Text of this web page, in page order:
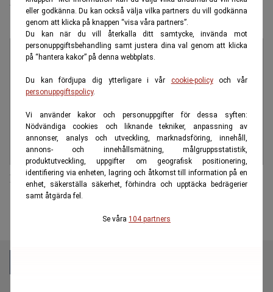
eller godkänna. Du kan också välja vilka partners du vill godkänna
genom att klicka på knappen “visa våra partners”.
Du kan när du vill återkalla ditt samtycke, invända mot
personuppgiftsbehandling samt justera dina val genom att klicka
på “hantera kakor” på denna webbplats.
Du kan fördjupa dig ytterligare i vår cookie-policyoch vår
personuppgiftspolicy.
Vi använder kakor och personuppgifter för dessa syften:
Nödvändiga cookies och liknande tekniker, anpassning av
annonser, analys och utveckling, marknadsföring, innehåll,
annons- och innehållsmätning, målgruppsstatistik,
produktutveckling, uppgifter om geografisk positionering,
identifiering via enheten, lagring och åtkomst till information på en
enhet, säkerställa säkerhet, förhindra och upptäcka bedrägerier
samt åtgärda fel.
Se våra 104 partners
Välbesökt mässa för seniorer i Karlstad
News55 Seniorevent kommer till Karlstad